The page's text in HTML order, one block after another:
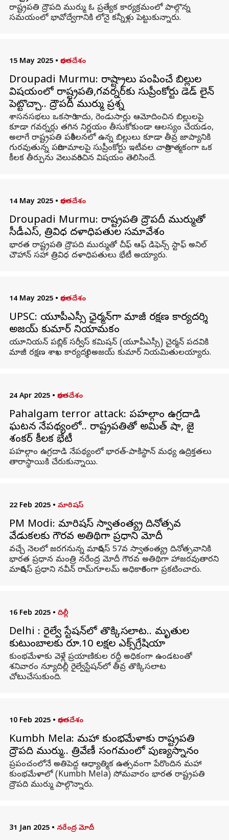
రాష్ట్రపతి ద్రౌపది ముర్ము ఓ ప్రత్యేక కార్యక్రమంలో పాల్గొన్న
సమయంలో భావోద్వేగానికి లోనై కన్నీళ్లు పెట్టుకున్నారు.
15 May 2025 • భారతదేశం
Droupadi Murmu: రాష్ట్రాలు పంపించే బిల్లుల
విషయంలో రాష్ట్రపతి,గవర్నర్‌కు సుప్రీంకోర్టు డెడ్ లైన్
పెట్టొచ్చా.. ద్రౌపదీ ముర్ము ప్రశ్న
శాసనసభలు ఒకసారి కాదు, రెండుసార్లు ఆమోదించిన బిల్లులపై
కూడా గవర్నర్లు తగిన నిర్ణయం తీసుకోకుండా ఆలస్యం చేయడం,
అలాగే రాష్ట్రపతి పరిశీలనలో ఉన్న బిల్లులు కూడా తీవ్ర జాప్యానికి
గురవుతున్న పరిణామాలపై సుప్రీంకోర్టు ఇటీవల చారిత్రాత్మకంగా ఒక
కీలక తీర్పును వెలువరించిన విషయం తెలిసిందే.
14 May 2025 • భారతదేశం
Droupadi Murmu: రాష్ట్రపతి ద్రౌపదీ ముర్ముతో
సీడీఎస్‌, త్రివిధ దళాధిపతుల సమావేశం
భారత రాష్ట్రపతి ద్రౌపది ముర్ముతో చీఫ్ ఆఫ్ డిఫెన్స్ స్టాఫ్ అనిల్
చౌహాన్ సహా త్రివిధ దళాధిపతులు భేటీ అయ్యారు.
14 May 2025 • భారతదేశం
UPSC: యూపీఎస్సీ ఛైర్మన్‌గా మాజీ రక్షణ కార్యదర్శి
అజయ్ కుమార్ నియామకం
యూనియన్ పబ్లిక్ సర్వీస్ కమిషన్ (యూపీఎస్సీ) చైర్మన్ పదవికి
మాజీ రక్షణ శాఖ కార్యదర్శి అజయ్ కుమార్ నియమితులయ్యారు.
24 Apr 2025 • భారతదేశం
Pahalgam terror attack: పహల్గాం ఉగ్రదాడి
ఘటన నేపథ్యంలో.. రాష్ట్రపతితో అమిత్‌ షా, జై
శంకర్‌ కీలక భేటీ
పహల్గాం ఉగ్రదాడి నేపథ్యంలో భారత్-పాకిస్థాన్ మధ్య ఉద్రిక్తతలు
తారాస్థాయికి చేరుకున్నాయి.
22 Feb 2025 • మారిషస్
PM Modi: మారిషస్‌ స్వాతంత్య్ర దినోత్సవ
వేడుకలకు గౌరవ అతిథిగా ప్రధాని మోదీ
వచ్చే నెలలో జరగనున్న మారిషస్ 57వ స్వాతంత్య్ర దినోత్సవానికి
భారత ప్రధాన మంత్రి నరేంద్ర మోదీ గౌరవ అతిథిగా హాజరవుతారని
మారిషస్ ప్రధాని నవీన్ రామ్‌గూలమ్ అధికారికంగా ప్రకటించారు.
16 Feb 2025 • దిల్లీ
Delhi : రైల్వే స్టేషన్‌లో తొక్కిసలాట.. మృతుల
కుటుంబాలకు రూ.10 లక్షల ఎక్స్‌గ్రేషియా
కుంభమేళాకు వెళ్లే ప్రయాణికుల రద్దీ అధికంగా ఉండటంతో
శనివారం న్యూదిల్లీ రైల్వేస్టేషన్‌లో తీవ్ర తొక్కిసలాట
చోటుచేసుకుంది.
10 Feb 2025 • భారతదేశం
Kumbh Mela: మహా కుంభమేళాకు రాష్ట్రపతి
ద్రౌపది ముర్ము.. త్రివేణీ సంగమంలో పుణ్యస్నానం
ప్రపంచంలోనే అతిపెద్ద ఆధ్యాత్మిక ఉత్సవంగా పేరొందిన మహా
కుంభమేళాలో (Kumbh Mela) సోమవారం భారత రాష్ట్రపతి
ద్రౌపది ముర్ము పాల్గొన్నారు.
31 Jan 2025 • నరేంద్ర మోదీ